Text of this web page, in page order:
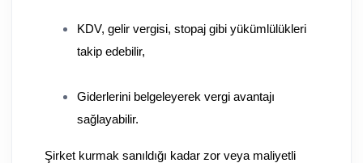
KDV, gelir vergisi, stopaj gibi yükümlülükleri
takip edebilir,
Giderlerini belgeleyerek vergi avantajı
sağlayabilir.
Şirket kurmak sanıldığı kadar zor veya maliyetli